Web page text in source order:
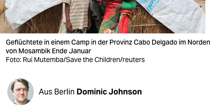
verlag
verlag
veranstaltungen
fragen & hilfe
Geflüchtete in einem Camp in der Provinz Cabo Delgado im Norden
von Mosambik Ende Januar
Foto: Rui Mutemba/Save the Children/reuters
Aus Berlin Dominic Johnson